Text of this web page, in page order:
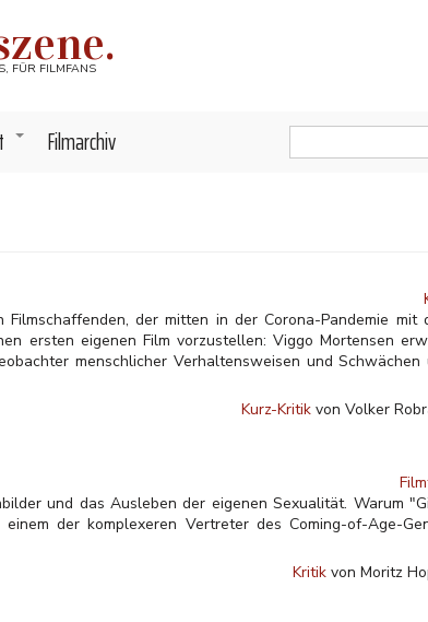
FÜR FILMFANS
+ Filmarchiv
der mitten in der Corona-Pandemie mit
ersten eigenen Film vorzustellen: Viggo Mortensen
menschlicher Verhaltensweisen und Schwächen
Kurz-Kritik von Volker
und das Ausleben der eigenen Sexualität. Warum
der komplexeren Vertreter des Coming-of-Age-
Kritik von Moritz